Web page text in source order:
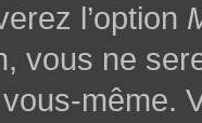
l’option
vous ne
même.